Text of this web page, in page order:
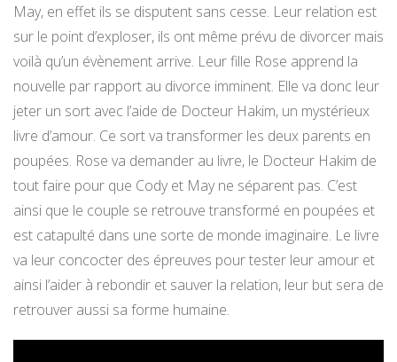
May, en effet ils se disputent sans cesse. Leur relation est
sur le point d’exploser, ils ont même prévu de divorcer mais
voilà qu’un évènement arrive. Leur fille Rose apprend la
nouvelle par rapport au divorce imminent. Elle va donc leur
jeter un sort avec l’aide de Docteur Hakim, un mystérieux
livre d’amour. Ce sort va transformer les deux parents en
poupées. Rose va demander au livre, le Docteur Hakim de
tout faire pour que Cody et May ne séparent pas. C’est
ainsi que le couple se retrouve transformé en poupées et
est catapulté dans une sorte de monde imaginaire. Le livre
va leur concocter des épreuves pour tester leur amour et
ainsi l’aider à rebondir et sauver la relation, leur but sera de
retrouver aussi sa forme humaine.